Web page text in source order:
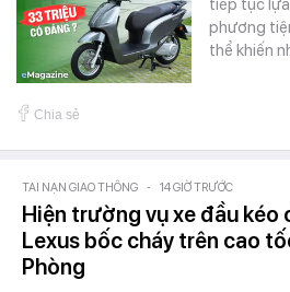
tiếp tục
phương
thể khiến
Chia sẻ
TAI NẠN GIAO THÔNG - 14 GIỜ TRƯỚC
Hiện trường vụ xe đầu kéo
Lexus bốc cháy trên cao
Phòng